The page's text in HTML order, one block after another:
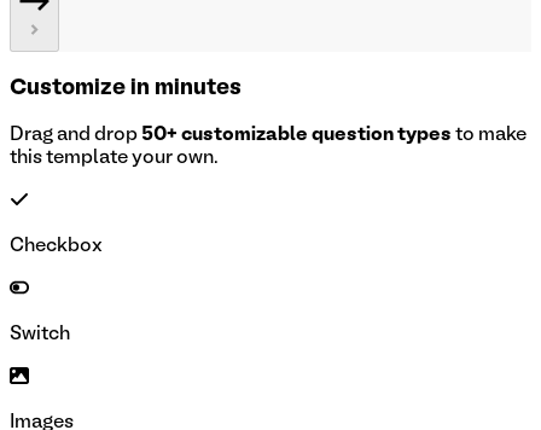
Customize in minutes
Drag and drop 50+ customizable question types to make
this template your own.
Checkbox
Switch
Images